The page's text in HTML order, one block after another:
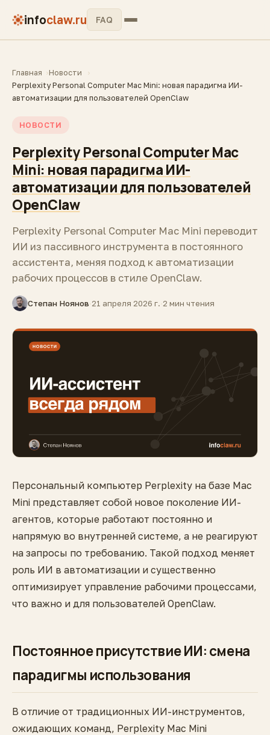
infoclaw.ru FAQ
Главная
Новости
Perplexity Personal Computer Mac Mini: новая парадигма ИИ-
автоматизации для пользователей OpenClaw
НОВОСТИ
Perplexity Personal Computer Mac
Mini: новая парадигма ИИ-
автоматизации для пользователей
OpenClaw
Perplexity Personal Computer Mac Mini переводит
ИИ из пассивного инструмента в постоянного
ассистента, меняя подход к автоматизации
рабочих процессов в стиле OpenClaw.
Степан Ноянов·21 апреля 2026 г.·2 мин чтения
Персональный компьютер Perplexity на базе Mac
Mini представляет собой новое поколение ИИ-
агентов, которые работают постоянно и
напрямую во внутренней системе, а не реагируют
на запросы по требованию. Такой подход меняет
роль ИИ в автоматизации и существенно
оптимизирует управление рабочими процессами,
что важно и для пользователей OpenClaw.
Постоянное присутствие ИИ: смена
парадигмы использования
В отличие от традиционных ИИ-инструментов,
ожидающих команд, Perplexity Mac Mini